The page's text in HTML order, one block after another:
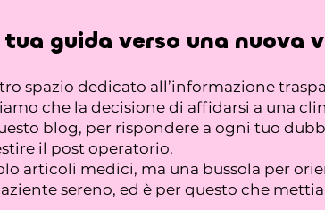
tua guida verso una nuova
spazio dedicato all’informazione
che la decisione di affidarsi a una
blog, per rispondere a ogni tuo
il post operatorio.
articoli medici, ma una bussola per
sereno, ed è per questo che